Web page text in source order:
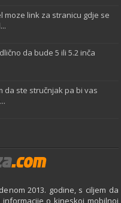
moze link za stranicu gdje se
da bude 5 ili 5.2 inča
da ste stručnjak pa bi vas
2013. godine, s ciljem da
informacije o kineskoj mobilnoj